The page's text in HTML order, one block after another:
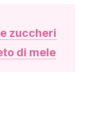
zuccheri
di mele